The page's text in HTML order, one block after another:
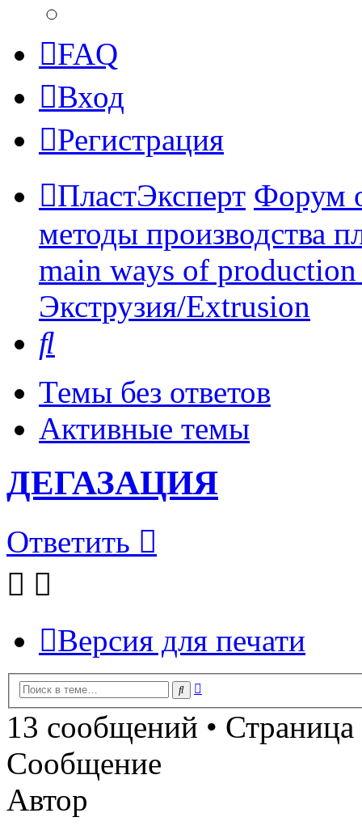
FAQ
Вход
Регистрация
ПластЭксперт Форум
методы производства
main ways of
Экструзия/Extrusion
Темы без ответов
Активные темы
ДЕГАЗАЦИЯ
Ответить
Версия для печати
Поиск
13 сообщений • Страница
Сообщение
Автор